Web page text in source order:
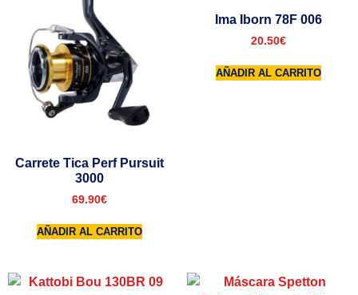
Carrete Tica Perf Pursuit
3000
69.90€
AÑADIR AL CARRITO
Ima Iborn 78F 006
20.50€
AÑADIR AL CARRITO